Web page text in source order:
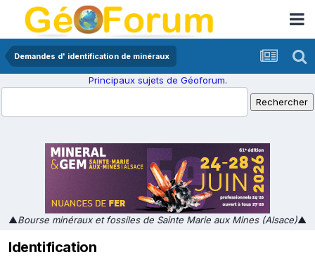
Demandes d' identification de minéraux
Principaux sujets de Géoforum.
▲Bourse minéraux et fossiles de Sainte Marie aux Mines (Alsace)▲
Identification